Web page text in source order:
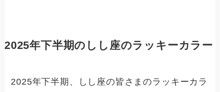
2025年下半期のしし座のラッキーカラー
2025年下半期、しし座の皆さまのラッキーカラ